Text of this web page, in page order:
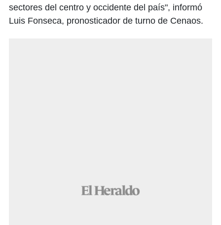
sectores del centro y occidente del país", informó
Luis Fonseca, pronosticador de turno de Cenaos.